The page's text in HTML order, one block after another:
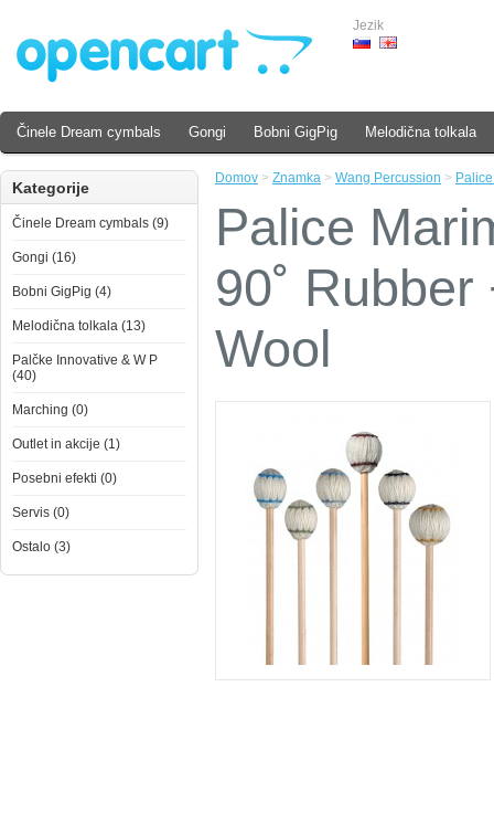
Jezik
Činele Dream cymbals Gongi Bobni GigPig Melodična tolkala
Kategorije
Činele Dream cymbals (9)
Gongi (16)
Bobni GigPig (4)
Melodična tolkala (13)
Palčke Innovative & W P
(40)
Marching (0)
Outlet in akcije (1)
Posebni efekti (0)
Servis (0)
Ostalo (3)
Domov > Znamka > Wang Percussion >
Palice
90˚
Wool